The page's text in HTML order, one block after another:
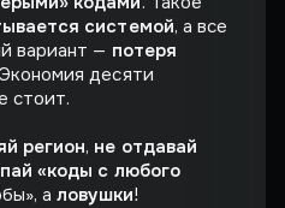
системой, а все
вариант — потеря
десяти
стоит.
регион, не отдавай
«коды с любого
аловушки!